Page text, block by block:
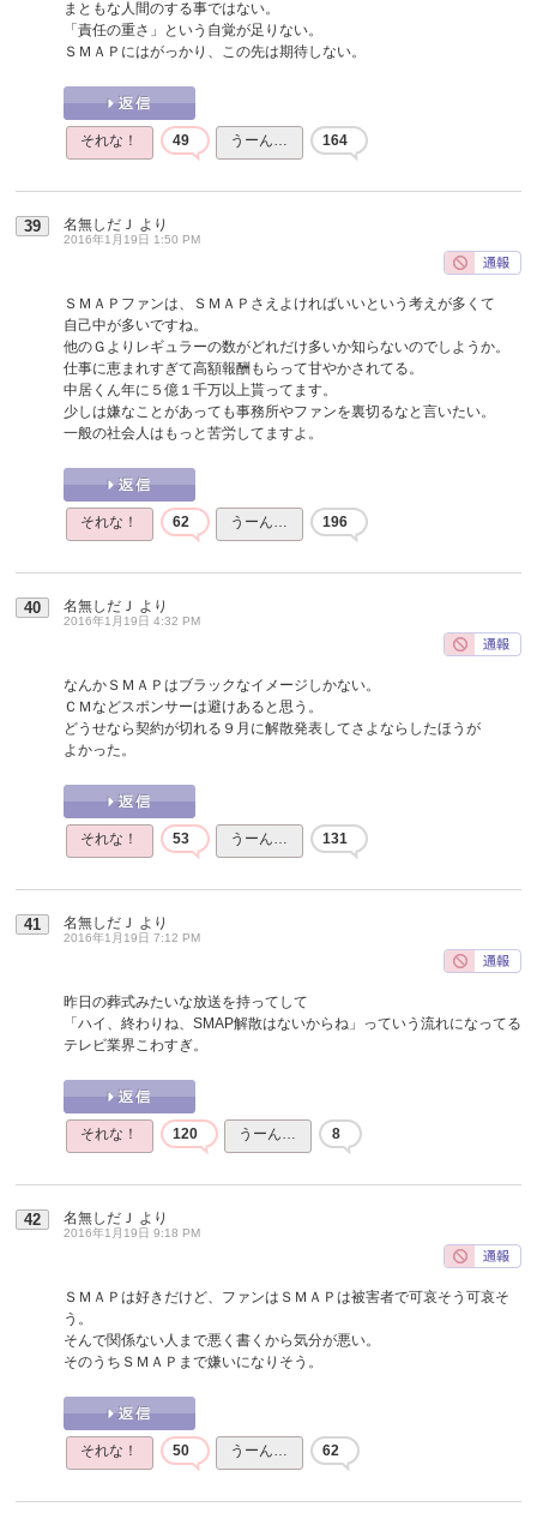
まともな人間のする事ではない。
「責任の重さ」という自覚が足りない。
ＳＭＡＰにはがっかり、この先は期待しない。
それな！ 49 うーん… 164
39 名無しだＪ より
2016年1月19日 1:50 PM
ＳＭＡＰファンは、ＳＭＡＰさえよければいいという考えが多くて
自己中が多いですね。
他のＧよりレギュラーの数がどれだけ多いか知らないのでしようか。
仕事に恵まれすぎて高額報酬もらって甘やかされてる。
中居くん年に５億１千万以上貰ってます。
少しは嫌なことがあっても事務所やファンを裏切るなと言いたい。
一般の社会人はもっと苦労してますよ。
それな！ 62 うーん… 196
40 名無しだＪ より
2016年1月19日 4:32 PM
なんかＳＭＡＰはブラックなイメージしかない。
ＣＭなどスポンサーは避けあると思う。
どうせなら契約が切れる９月に解散発表してさよならしたほうが
よかった。
それな！ 53 うーん… 131
41 名無しだＪ より
2016年1月19日 7:12 PM
昨日の葬式みたいな放送を持ってして
「ハイ、終わりね、SMAP解散はないからね」っていう流れになってる
テレビ業界こわすぎ。
それな！ 120 うーん… 8
42 名無しだＪ より
2016年1月19日 9:18 PM
ＳＭＡＰは好きだけど、ファンはＳＭＡＰは被害者で可哀そう可哀そ
う。
そんで関係ない人まで悪く書くから気分が悪い。
そのうちＳＭＡＰまで嫌いになりそう。
それな！ 50 うーん… 62